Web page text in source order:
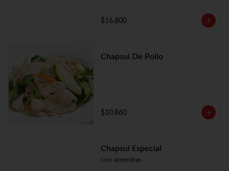
$16.800
Chapsui De Pollo
$10.860
Chapsui Especial
Con almendras